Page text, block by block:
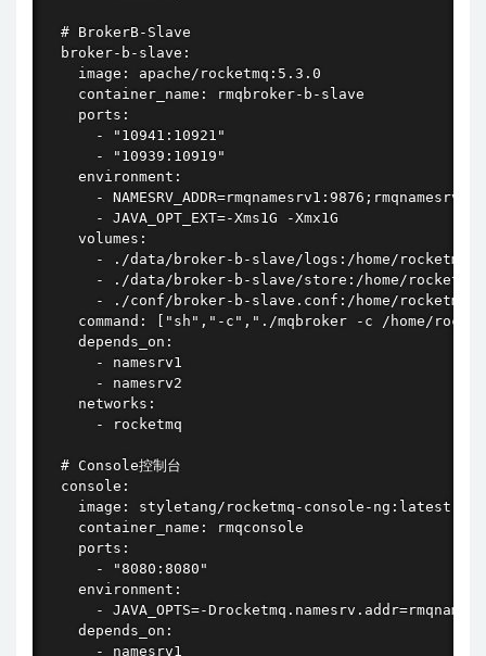
  # BrokerB-Slave
  broker-b-slave:
    image: apache/rocketmq:5.3.0
    container_name: rmqbroker-b-slave
    ports:
      - "10941:10921"
      - "10939:10919"
    environment:
-
      - JAVA_OPT_EXT=-Xms1G -Xmx1G
    volumes:
- ./data/broker-b-slave/logs:/home/rocketmq/
- ./data/broker-b-slave/store:/home/
- ./conf/broker-b-slave.conf:/home/rocketmq/
command: ["sh","-c","./mqbroker -c /home/
    depends_on:
      - namesrv1
      - namesrv2
    networks:
      - rocketmq
  # Console控制台
  console:
    image: styletang/rocketmq-console-ng:latest
    container_name: rmqconsole
    ports:
      - "8080:8080"
    environment:
- JAVA_OPTS=-
    depends_on:
      - namesrv1